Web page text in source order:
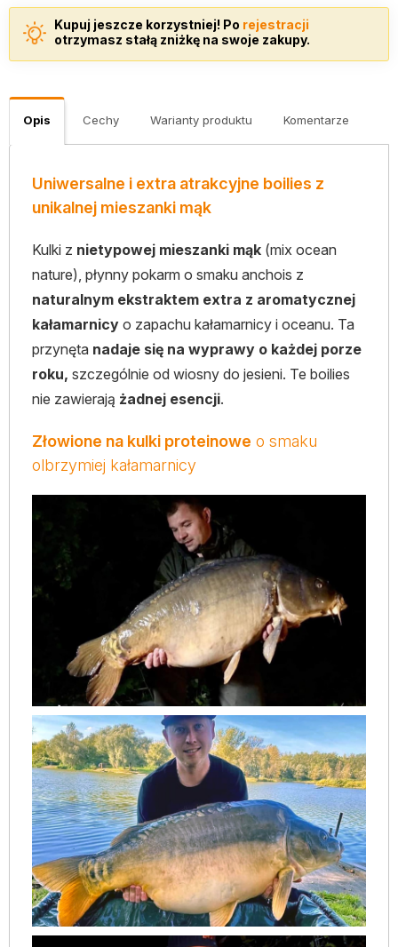
Kupuj jeszcze korzystniej! Po rejestracji
otrzymasz stałą zniżkę na swoje zakupy.
Opis Cechy Warianty produktu Komentarze
Uniwersalne i extra atrakcyjne boilies z
unikalnej mieszanki mąk
Kulki z nietypowej mieszanki mąk (mix ocean
nature), płynny pokarm o smaku anchois z
naturalnym ekstraktem extra z aromatycznej
kałamarnicy o zapachu kałamarnicy i oceanu. Ta
przynęta nadaje się na wyprawy o każdej porze
roku, szczególnie od wiosny do jesieni. Te boilies
nie zawierają żadnej esencji.
Złowione na kulki proteinowe o smaku
olbrzymiej kałamarnicy